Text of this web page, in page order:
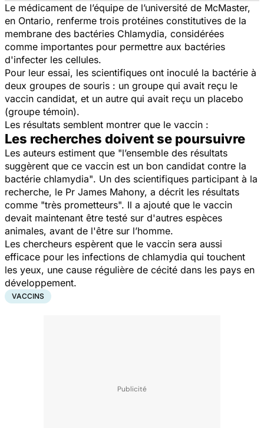
Le médicament de l’équipe de l’université de McMaster,
en Ontario, renferme trois protéines constitutives de la
membrane des bactéries Chlamydia, considérées
comme importantes pour permettre aux bactéries
d'infecter les cellules.
Pour leur essai, les scientifiques ont inoculé la bactérie à
deux groupes de souris : un groupe qui avait reçu le
vaccin candidat, et un autre qui avait reçu un placebo
(groupe témoin).
Les résultats semblent montrer que le vaccin :
Les recherches doivent se poursuivre
Les auteurs estiment que "l’ensemble des résultats
suggèrent que ce vaccin est un bon candidat contre la
bactérie chlamydia". Un des scientifiques participant à la
recherche, le Pr James Mahony, a décrit les résultats
comme "très prometteurs". Il a ajouté que le vaccin
devait maintenant être testé sur d'autres espèces
animales, avant de l'être sur l’homme.
Les chercheurs espèrent que le vaccin sera aussi
efficace pour les infections de chlamydia qui touchent
les yeux, une cause régulière de cécité dans les pays en
développement.
VACCINS